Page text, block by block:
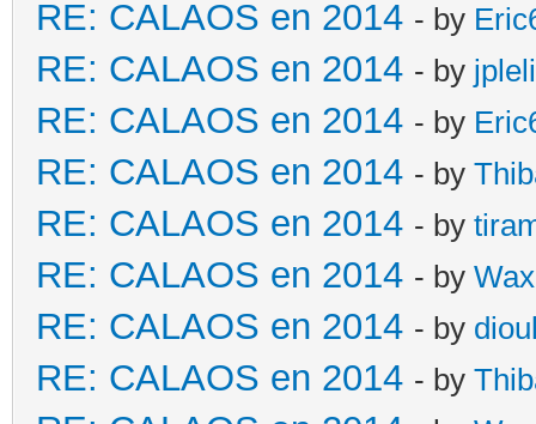
RE: CALAOS en 2014 - by
RE: CALAOS en 2014 - by
RE: CALAOS en 2014 - by
RE: CALAOS en 2014 - by
RE: CALAOS en 2014 - by
RE: CALAOS en 2014 - by
RE: CALAOS en 2014 - by
RE: CALAOS en 2014 - by